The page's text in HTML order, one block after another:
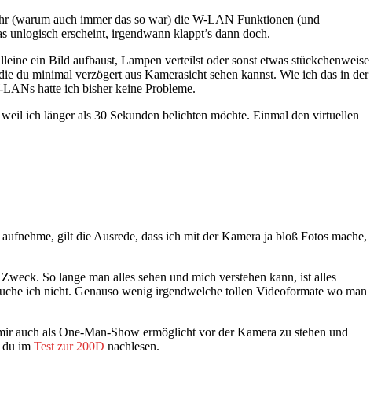
(warum auch immer das so war) die W-LAN Funktionen (und
erscheint, irgendwann klappt’s dann doch.
ein Bild aufbaust, Lampen verteilst oder sonst etwas stückchenweise
du minimal verzögert aus Kamerasicht sehen kannst. Wie ich das in der
hatte ich bisher keine Probleme.
ich länger als 30 Sekunden belichten möchte. Einmal den virtuellen
gilt die Ausrede, dass ich mit der Kamera ja bloß Fotos mache,
So lange man alles sehen und mich verstehen kann, ist alles
ich nicht. Genauso wenig irgendwelche tollen Videoformate wo man
auch als One-Man-Show ermöglicht vor der Kamera zu stehen und
du im Test zur 200D nachlesen.